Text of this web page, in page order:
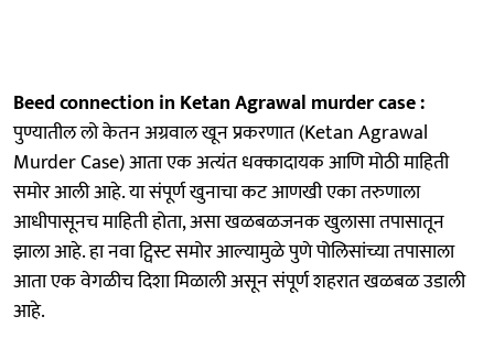
Beed connection in Ketan Agrawal murder case :
पुण्यातील लो केतन अग्रवाल खून प्रकरणात (Ketan Agrawal
Murder Case) आता एक अत्यंत धक्कादायक आणि मोठी माहिती
समोर आली आहे. या संपूर्ण खुनाचा कट आणखी एका तरुणाला
आधीपासूनच माहिती होता, असा खळबळजनक खुलासा तपासातून
झाला आहे. हा नवा ट्विस्ट समोर आल्यामुळे पुणे पोलिसांच्या तपासाला
आता एक वेगळीच दिशा मिळाली असून संपूर्ण शहरात खळबळ उडाली
आहे.